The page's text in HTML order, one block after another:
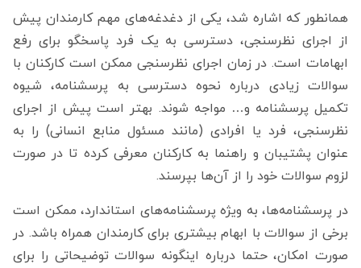
همانطور که اشاره شد، یکی از دغدغه‌های مهم کارمندان پیش
از اجرای نظرسنجی، دسترسی به یک فرد پاسخگو برای رفع
ابهامات است. در زمان اجرای نظرسنجی ممکن است کارکنان با
سوالات زیادی درباره نحوه دسترسی به پرسشنامه، شیوه
تکمیل پرسشنامه و… مواجه شوند. بهتر است پیش از اجرای
نظرسنجی، فرد یا افرادی (مانند مسئول منابع انسانی) را به
عنوان پشتیبان و راهنما به کارکنان معرفی کرده تا در صورت
لزوم سوالات خود را از آن‌ها بپرسند.
در پرسشنامه‌ها، به ویژه پرسشنامه‌های استاندارد، ممکن است
برخی از سوالات با ابهام بیشتری برای کارمندان همراه باشد. در
صورت امکان، حتما درباره اینگونه سوالات توضیحاتی را برای